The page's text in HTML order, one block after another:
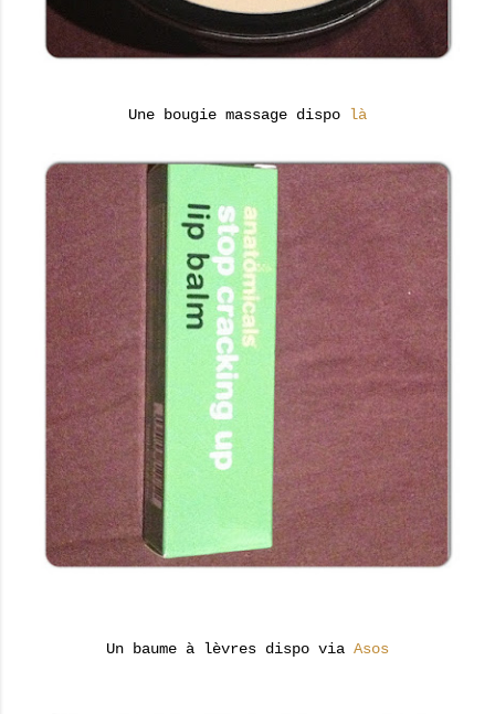
Une bougie massage dispo là
Un baume à lèvres dispo via Asos